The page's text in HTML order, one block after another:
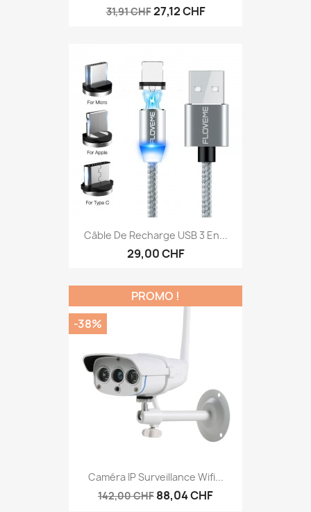
31,91 CHF27,12 CHF
Câble De Recharge USB 3 En...
29,00 CHF
Caméra IP Surveillance Wifi...
142,00 CHF 88,04 CHF
PROMO !
-38%